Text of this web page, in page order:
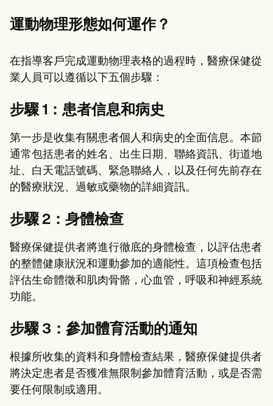
運動物理形態如何運作？
在指導客戶完成運動物理表格的過程時，醫療保健從
業人員可以遵循以下五個步驟：
步驟 1：患者信息和病史
第一步是收集有關患者個人和病史的全面信息。本節
通常包括患者的姓名、出生日期、聯絡資訊、街道地
址、白天電話號碼、緊急聯絡人，以及任何先前存在
的醫療狀況、過敏或藥物的詳細資訊。
步驟 2：身體檢查
醫療保健提供者將進行徹底的身體檢查，以評估患者
的整體健康狀況和運動參加的適能性。這項檢查包括
評估生命體徵和肌肉骨骼，心血管，呼吸和神經系統
功能。
步驟 3：參加體育活動的通知
根據所收集的資料和身體檢查結果，醫療保健提供者
將決定患者是否獲准無限制參加體育活動，或是否需
要任何限制或適用。